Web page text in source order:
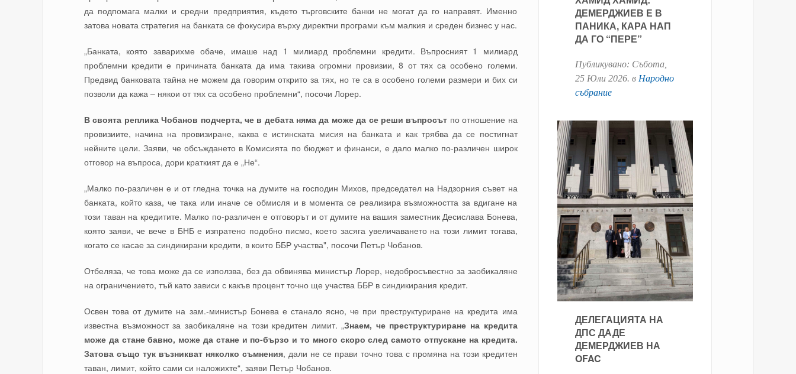
да подпомага малки и средни предприятия, където търговските банки не могат да го направят. Именно
затова новата стратегия на банката се фокусира върху директни програми към малкия и среден бизнес у нас.
„Банката, която заварихме обаче, имаше над 1 милиард проблемни кредити. Въпросният 1 милиард
проблемни кредити е причината банката да има такива огромни провизии, 8 от тях са особено големи.
Предвид банковата тайна не можем да говорим открито за тях, но те са в особено големи размери и бих си
позволи да кажа – някои от тях са особено проблемни“, посочи Лорер.
В своята реплика Чобанов подчерта, че в дебата няма да може да се реши въпросът по отношение на
провизиите, начина на провизиране, каква е истинската мисия на банката и как трябва да се постигнат
нейните цели. Заяви, че обсъждането в Комисията по бюджет и финанси, е дало малко по-различен широк
отговор на въпроса, дори краткият да е „Не“.
„Малко по-различен е и от гледна точка на думите на господин Михов, председател на Надзорния съвет на
банката, който каза, че така или иначе се обмисля и в момента се реализира възможността за вдигане на
този таван на кредитите. Малко по-различен е отговорът и от думите на вашия заместник Десислава Бонева,
която заяви, че вече в БНБ е изпратено подобно писмо, което засяга увеличаването на този лимит тогава,
когато се касае за синдикирани кредити, в които ББР участва", посочи Петър Чобанов.
Отбеляза, че това може да се използва, без да обвинява министър Лорер, недобросъвестно за заобикаляне
на ограничението, тъй като зависи с какъв процент точно ще участва ББР в синдикирания кредит.
Освен това от думите на зам.-министър Бонева е станало ясно, че при преструктуриране на кредита има
известна възможност за заобикаляне на този кредитен лимит. „Знаем, че преструктуриране на кредита
може да стане бавно, може да стане и по-бързо и то много скоро след самото отпускане на кредита.
Затова също тук възникват няколко съмнения, дали не се прави точно това с промяна на този кредитен
таван, лимит, който сами си наложихте“, заяви Петър Чобанов.
ДЕМЕРДЖИЕВ Е В
ПАНИКА, КАРА НАП
ДА ГО “ПЕРЕ”
Публикувано: Събота,
25 Юли 2026. в Народно
събрание
ДЕЛЕГАЦИЯТА НА
ДПС ДАДЕ
ДЕМЕРДЖИЕВ НА
OFAC